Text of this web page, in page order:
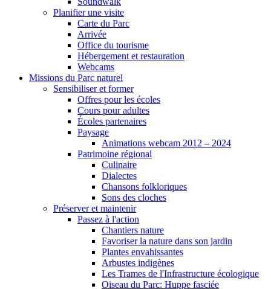
Planifier une visite
Carte du Parc
Arrivée
Office du tourisme
Hébergement et restauration
Webcams
Missions du Parc naturel
Sensibiliser et former
Offres pour les écoles
Cours pour adultes
Écoles partenaires
Paysage
Animations webcam 2012 – 2024
Patrimoine régional
Culinaire
Dialectes
Chansons folkloriques
Sons des cloches
Préserver et maintenir
Passez à l'action
Chantiers nature
Favoriser la nature dans son jardin
Plantes envahissantes
Arbustes indigènes
Les Trames de l'Infrastructure écologique
Oiseau du Parc: Huppe fasciée